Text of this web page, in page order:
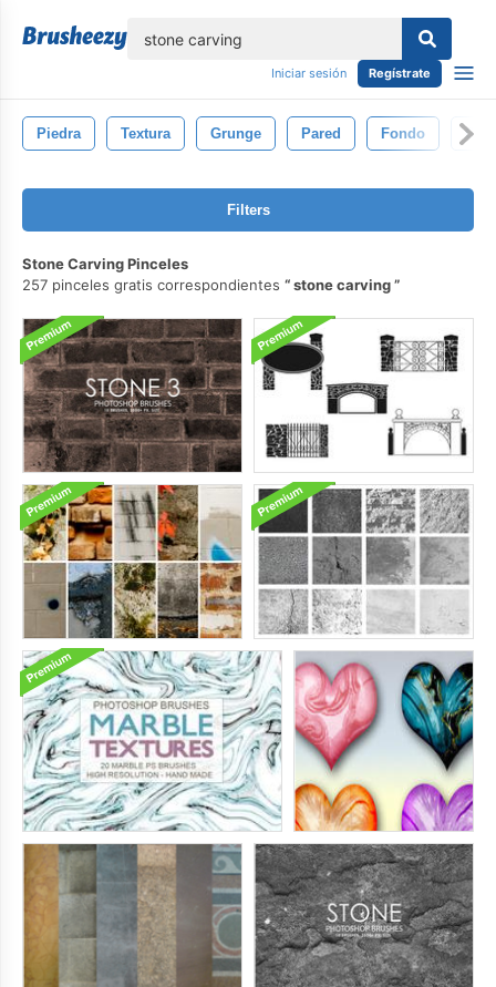
Iniciar sesión Regístrate
Piedra Textura Grunge Pared Fondo Gris
Filters
Stone Carving Pinceles
257 pinceles gratis correspondientes
stone carving